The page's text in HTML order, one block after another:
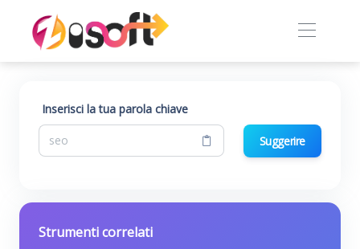
Inserisci la tua parola chiave
Suggerire
Strumenti correlati